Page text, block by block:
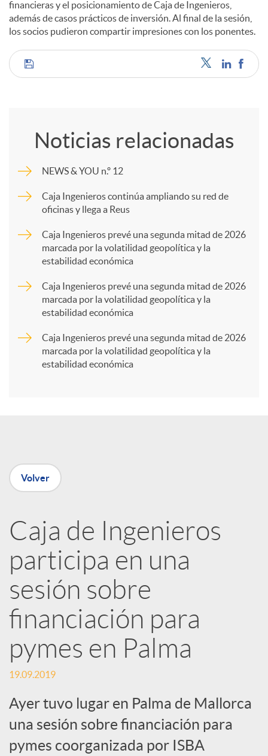
o
s
financieras y el posicionamiento de Caja de Ingenieros,
además de casos prácticos de inversión. Al final de la sesión,
los socios pudieron compartir impresiones con los ponentes.
C
m
p
a
n
e
d
e
s
S
o
Noticias relacionadas
NEWS & YOU n.º 12
Caja Ingenieros continúa ampliando su red de
oficinas y llega a Reus
Caja Ingenieros prevé una segunda mitad de 2026
marcada por la volatilidad geopolítica y la
estabilidad económica
Caja Ingenieros prevé una segunda mitad de 2026
marcada por la volatilidad geopolítica y la
estabilidad económica
Caja Ingenieros prevé una segunda mitad de 2026
marcada por la volatilidad geopolítica y la
estabilidad económica
Volver
Caja de Ingenieros
participa en una
sesión sobre
financiación para
pymes en Palma
19.09.2019
Ayer tuvo lugar en Palma de Mallorca
una sesión sobre financiación para
pymes coorganizada por ISBA